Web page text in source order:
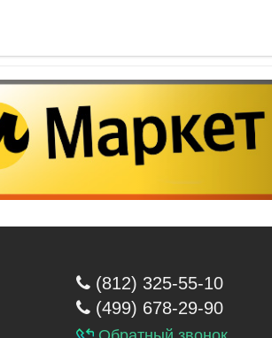
(812) 325-55-10
(499) 678-29-90